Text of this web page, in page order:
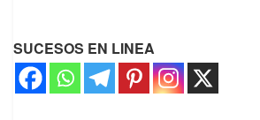
SUCESOS EN LINEA